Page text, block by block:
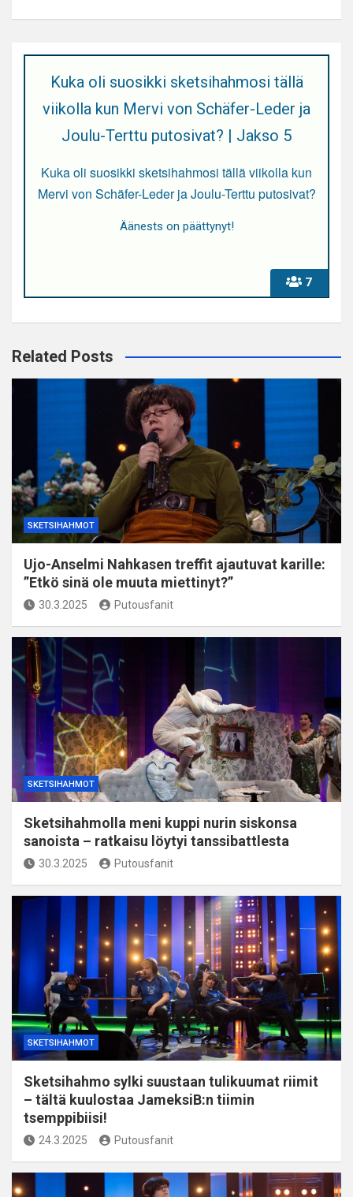
7
Kuka oli suosikki sketsihahmosi tällä
viikolla kun Mervi von Schäfer-Leder ja
Joulu-Terttu putosivat? | Jakso 5
Kuka oli suosikki sketsihahmosi tällä viikolla kun
Mervi von Schäfer-Leder ja Joulu-Terttu putosivat?
Äänests on päättynyt!
Related Posts
SKETSIHAHMOT
Ujo-Anselmi Nahkasen treffit ajautuvat karille:
”Etkö sinä ole muuta miettinyt?”
30.3.2025 Putousfanit
SKETSIHAHMOT
Sketsihahmolla meni kuppi nurin siskonsa
sanoista – ratkaisu löytyi tanssibattlesta
30.3.2025 Putousfanit
SKETSIHAHMOT
Sketsihahmo sylki suustaan tulikuumat riimit
– tältä kuulostaa JameksiB:n tiimin
tsemppibiisi!
24.3.2025 Putousfanit